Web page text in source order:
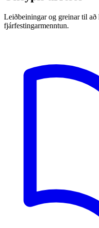
Leiðbeiningar og greinar til
fjárfestingarmenntun.